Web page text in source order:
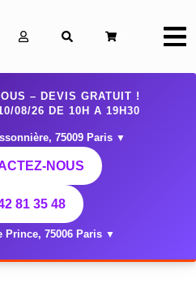
– DEVIS GRATUIT !
/08/26 DE 10H A 19H30
75009 Paris ▼
NOUS
81 35 48
Prince, 75006 Paris ▼